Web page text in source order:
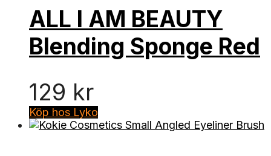
ALL I AM BEAUTY
Blending Sponge Red
129 kr
Köp hos Lyko